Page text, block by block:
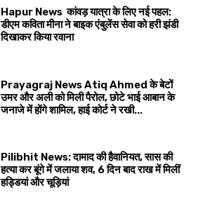
Hapur News कांवड़ यात्रा के लिए नई पहल:
डीएम कविता मीना ने बाइक एंबुलेंस सेवा को हरी झंडी
दिखाकर किया रवाना
Prayagraj News Atiq Ahmed के बेटों
उमर और अली को मिली पैरोल, छोटे भाई आबान के
जनाजे में होंगे शामिल, हाई कोर्ट ने रखी...
Pilibhit News: दामाद की हैवानियत, सास की
हत्या कर बूंगे में जलाया शव, 6 दिन बाद राख में मिलीं
हड्डियां और चूड़ियां